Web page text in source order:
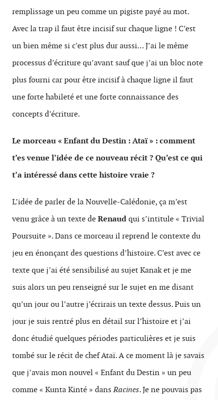
remplissage un peu comme un pigiste payé au mot.
Avec la trap il faut être incisif sur chaque ligne ! C’est
un bien même si c’est plus dur aussi… J’ai le même
processus d’écriture qu’avant sauf que j’ai un bloc note
plus fourni car pour être incisif à chaque ligne il faut
une forte habileté et une forte connaissance des
concepts d’écriture.
Le morceau « Enfant du Destin : Ataï » : comment
t’es venue l’idée de ce nouveau récit ? Qu’est ce qui
t’a intéressé dans cette histoire vraie ?
L’idée de parler de la Nouvelle-Calédonie, ça m’est
venu grâce à un texte deRenaudqui s’intitule « Trivial
Poursuite ». Dans ce morceau il reprend le contexte du
jeu en énonçant des questions d’histoire. C’est avec ce
texte que j’ai été sensibilisé au sujet Kanak et je me
suis alors un peu renseigné sur le sujet en me disant
qu’un jour ou l’autre j’écrirais un texte dessus. Puis un
jour je suis rentré plus en détail sur l’histoire et j’ai
donc étudié quelques périodes particulières et je suis
tombé sur le récit de chef Ataï. A ce moment là je savais
que j’avais mon nouvel « Enfant du Destin » un peu
comme « Kunta Kinté » dansRacines. Je ne pouvais pas